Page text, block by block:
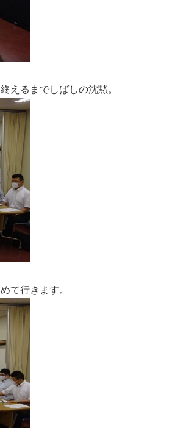
えるまでしばしの沈黙。
て行きます。